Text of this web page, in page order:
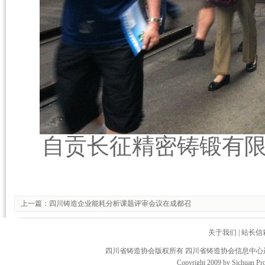
自贡长征精密铸锻有
上一篇： 四川铸造企业能耗分析课题评审会议在成都召
关于我们 站长信
四川省铸造协会版权所有 四川省铸造协会信息中
Copyright 2009 by Sichuan